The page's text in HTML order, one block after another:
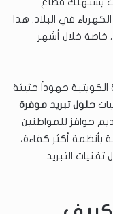
في البلاد. هذا
خاصة خلال أشهر
جهوداً حثيثة
حلول تبريد موفرة
حوافز للمواطنين
بأنظمة أكثر كفاءة،
التبريد